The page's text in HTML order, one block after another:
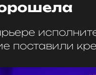
поставили